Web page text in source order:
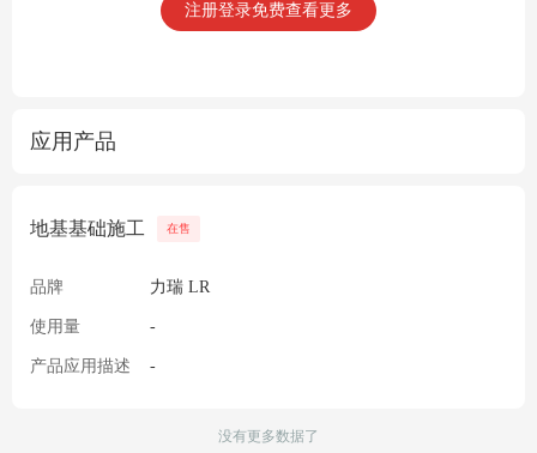
注册登录免费查看更多
应用产品
地基基础施工 在售
品牌 力瑞 LR
使用量 -
产品应用描述 -
没有更多数据了